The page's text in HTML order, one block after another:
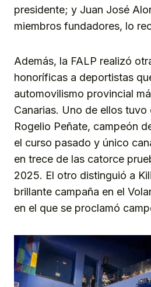
presidente; y Juan José
miembros fundadores, lo
Además, la FALP realizó
honoríficas a deportistas
automovilismo provincial
Canarias. Uno de ellos
Rogelio Peñate, campeón
el curso pasado y único
en trece de las catorce
2025. El otro distinguió a
brillante campaña en el
en el que se proclamó